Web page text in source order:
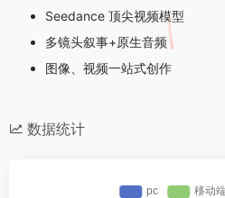
Seedance 顶尖视频模型
多镜头叙事+原生音频
图像、视频一站式创作
数据统计